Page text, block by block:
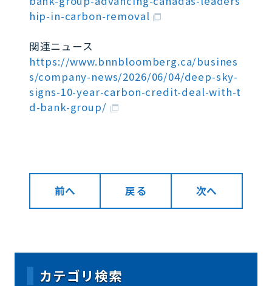
hip-in-carbon-removal
関連ニュース
https://www.bnnbloomberg.ca/busines
s/company-news/2026/06/04/deep-sky-
signs-10-year-carbon-credit-deal-with-t
d-bank-group/
前へ 戻る 次へ
カテゴリ検索